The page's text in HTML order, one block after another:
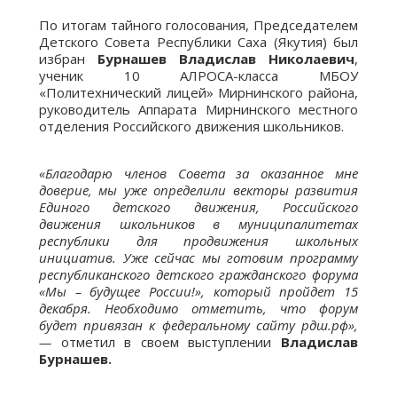
По итогам тайного голосования, Председателем
Детского Совета Республики Саха (Якутия) был
избран Бурнашев Владислав Николаевич,
ученик 10 АЛРОСА-класса МБОУ
«Политехнический лицей» Мирнинского района,
руководитель Аппарата Мирнинского местного
отделения Российского движения школьников.
«Благодарю членов Совета за оказанное мне
доверие, мы уже определили векторы развития
Единого детского движения, Российского
движения школьников в муниципалитетах
республики для продвижения школьных
инициатив. Уже сейчас мы готовим программу
республиканского детского гражданского форума
«Мы – будущее России!», который пройдет 15
декабря. Необходимо отметить, что форум
будет привязан к федеральному сайту рдш.рф»,
— отметил в своем выступлении Владислав
Бурнашев.